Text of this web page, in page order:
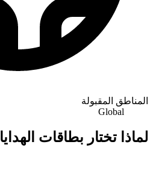
المناطق المقبولة
Global
لماذا تختار بطاقات الهدايا Riot